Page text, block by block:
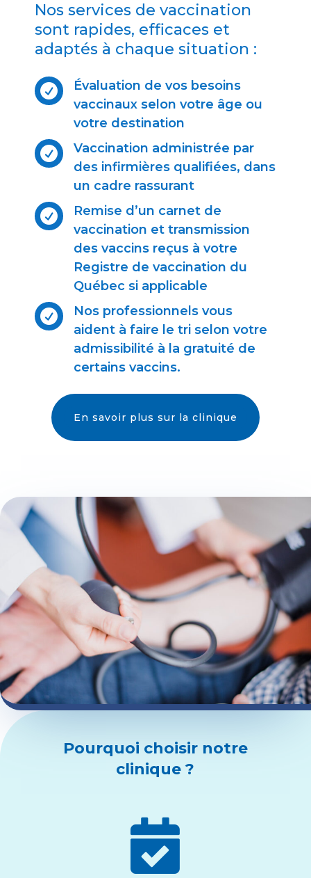
Nos services de vaccination
sont rapides, efficaces et
adaptés à chaque situation :

Évaluation de vos besoins
vaccinaux selon votre âge ou
votre destination

Vaccination administrée par
des infirmières qualifiées, dans
un cadre rassurant

Remise d’un carnet de
vaccination et transmission
des vaccins reçus à votre
Registre de vaccination du
Québec si applicable

Nos professionnels vous
aident à faire le tri selon votre
admissibilité à la gratuité de
certains vaccins.
En savoir plus sur la clinique
Pourquoi choisir notre
clinique ?
